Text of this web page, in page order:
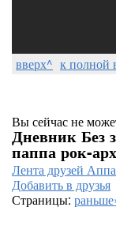
вверх^ к полной
Вы сейчас не
Дневник Без
паппа рок-
Лента друзей
Добавить в друзья
Страницы: